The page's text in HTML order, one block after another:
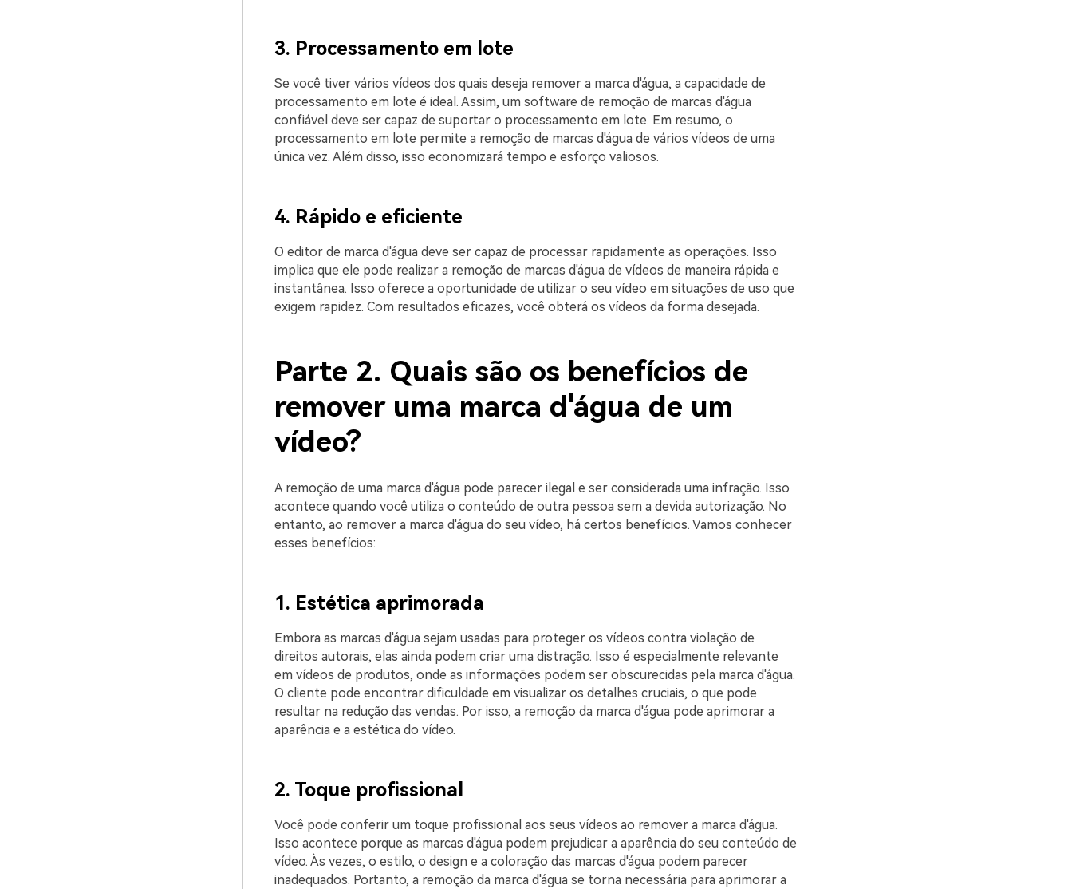
3. Processamento em lote
Se você tiver vários vídeos dos quais deseja remover a marca d'água, a capacidade de
processamento em lote é ideal. Assim, um software de remoção de marcas d'água
confiável deve ser capaz de suportar o processamento em lote. Em resumo, o
processamento em lote permite a remoção de marcas d'água de vários vídeos de uma
única vez. Além disso, isso economizará tempo e esforço valiosos.
4. Rápido e eficiente
O editor de marca d'água deve ser capaz de processar rapidamente as operações. Isso
implica que ele pode realizar a remoção de marcas d'água de vídeos de maneira rápida e
instantânea. Isso oferece a oportunidade de utilizar o seu vídeo em situações de uso que
exigem rapidez. Com resultados eficazes, você obterá os vídeos da forma desejada.
Parte 2. Quais são os benefícios de
remover uma marca d'água de um
vídeo?
A remoção de uma marca d'água pode parecer ilegal e ser considerada uma infração. Isso
acontece quando você utiliza o conteúdo de outra pessoa sem a devida autorização. No
entanto, ao remover a marca d'água do seu vídeo, há certos benefícios. Vamos conhecer
esses benefícios:
1. Estética aprimorada
Embora as marcas d'água sejam usadas para proteger os vídeos contra violação de
direitos autorais, elas ainda podem criar uma distração. Isso é especialmente relevante
em vídeos de produtos, onde as informações podem ser obscurecidas pela marca d'água.
O cliente pode encontrar dificuldade em visualizar os detalhes cruciais, o que pode
resultar na redução das vendas. Por isso, a remoção da marca d'água pode aprimorar a
aparência e a estética do vídeo.
2. Toque profissional
Você pode conferir um toque profissional aos seus vídeos ao remover a marca d'água.
Isso acontece porque as marcas d'água podem prejudicar a aparência do seu conteúdo de
vídeo. Às vezes, o estilo, o design e a coloração das marcas d'água podem parecer
inadequados. Portanto, a remoção da marca d'água se torna necessária para aprimorar a